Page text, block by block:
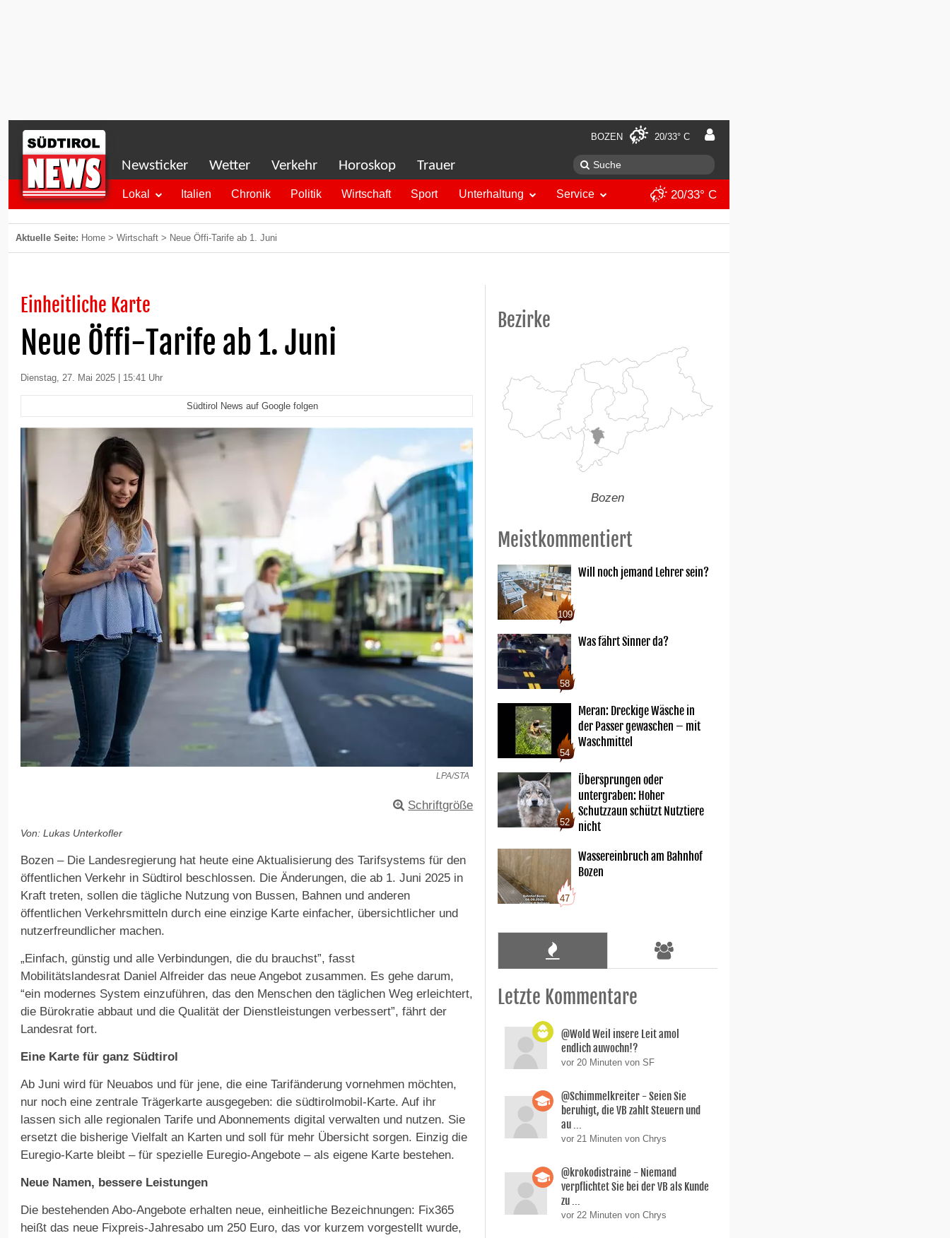
BOZEN 20/33° C
Newsticker Wetter Verkehr Horoskop Trauer
Lokal Italien Chronik Politik Wirtschaft Sport Unterhaltung Service 20/33° C
Aktuelle Seite: Home > Wirtschaft > Neue Öffi-Tarife ab 1. Juni
Einheitliche Karte
Neue Öffi-Tarife ab 1. Juni
Dienstag, 27. Mai 2025 | 15:41 Uhr
Südtirol News auf Google folgen
LPA/STA
Schriftgröße
Von: Lukas Unterkofler
Bozen – Die Landesregierung hat heute eine Aktualisierung des Tarifsystems für den
öffentlichen Verkehr in Südtirol beschlossen. Die Änderungen, die ab 1. Juni 2025 in
Kraft treten, sollen die tägliche Nutzung von Bussen, Bahnen und anderen
öffentlichen Verkehrsmitteln durch eine einzige Karte einfacher, übersichtlicher und
nutzerfreundlicher machen.
„Einfach, günstig und alle Verbindungen, die du brauchst”, fasst
Mobilitätslandesrat Daniel Alfreider das neue Angebot zusammen. Es gehe darum,
“ein modernes System einzuführen, das den Menschen den täglichen Weg erleichtert,
die Bürokratie abbaut und die Qualität der Dienstleistungen verbessert”, fährt der
Landesrat fort.
Eine Karte für ganz Südtirol
Ab Juni wird für Neuabos und für jene, die eine Tarifänderung vornehmen möchten,
nur noch eine zentrale Trägerkarte ausgegeben: die südtirolmobil-Karte. Auf ihr
lassen sich alle regionalen Tarife und Abonnements digital verwalten und nutzen. Sie
ersetzt die bisherige Vielfalt an Karten und soll für mehr Übersicht sorgen. Einzig die
Euregio-Karte bleibt – für spezielle Euregio-Angebote – als eigene Karte bestehen.
Neue Namen, bessere Leistungen
Die bestehenden Abo-Angebote erhalten neue, einheitliche Bezeichnungen: Fix365
heißt das neue Fixpreis-Jahresabo um 250 Euro, das vor kurzem vorgestellt wurde,
Bezirke
Bozen
Meistkommentiert
109
Will noch jemand Lehrer sein?
58
Was fährt Sinner da?
54
Meran: Dreckige Wäsche in
der Passer gewaschen – mit
Waschmittel
52
Übersprungen oder
untergraben: Hoher
Schutzzaun schützt Nutztiere
nicht
47
Wassereinbruch am Bahnhof
Bozen
Letzte Kommentare
@Wold Weil insere Leit amol
endlich auwochn!?
vor 20 Minuten von SF
@Schimmelkreiter - Seien Sie
beruhigt, die VB zahlt Steuern und
au ...
vor 21 Minuten von Chrys
@krokodistraine - Niemand
verpflichtet Sie bei der VB als Kunde
zu ...
vor 22 Minuten von Chrys